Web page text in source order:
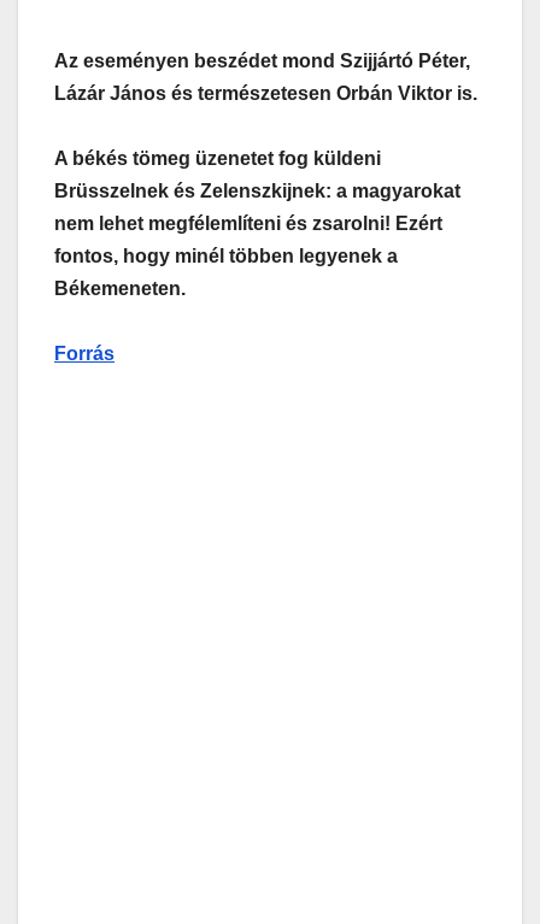
Az eseményen beszédet mond Szijjártó Péter,
Lázár János és természetesen Orbán Viktor is.
A békés tömeg üzenetet fog küldeni
Brüsszelnek és Zelenszkijnek: a magyarokat
nem lehet megfélemlíteni és zsarolni! Ezért
fontos, hogy minél többen legyenek a
Békemeneten.
Forrás